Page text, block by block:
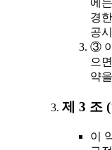
에
경
공
③
으
약
제 3 조
이